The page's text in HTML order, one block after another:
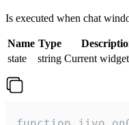
Is executed when chat
Name Type
state
string Current